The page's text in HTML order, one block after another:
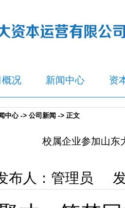
况 新闻中心 资
中心-> 公司新闻 -> 正文
校属企业参加山东
布人：管理员